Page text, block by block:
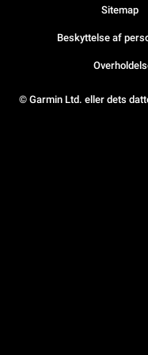
© Garmin Ltd. eller dets
Sitemap
Beskyttelse af